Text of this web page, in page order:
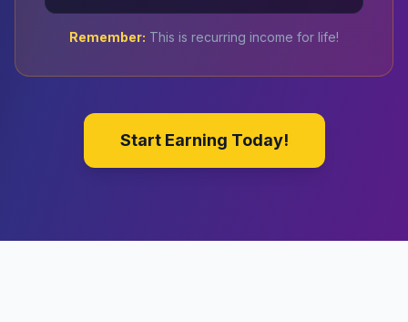
Remember: This is recurring income for life!
Start Earning Today!